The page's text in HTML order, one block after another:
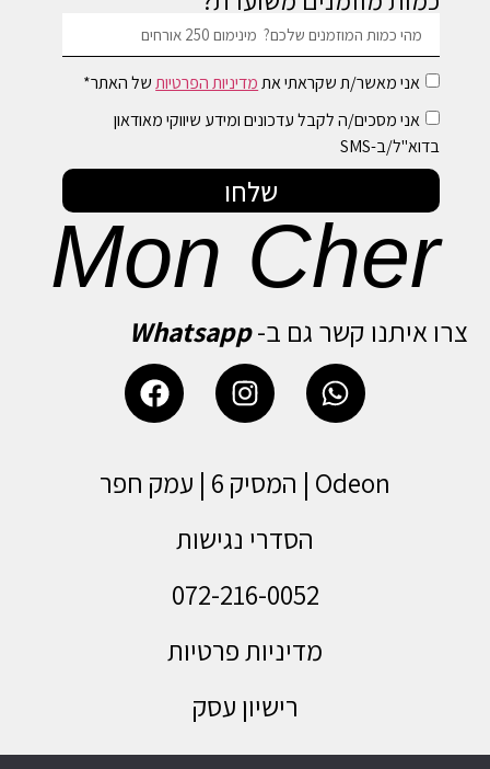
אני מאשר/ת שקראתי אתמדיניות הפרטיותשל האתר*
אני מסכים/ה לקבל עדכונים ומידע שיווקי מאודאון
בדוא"ל/ב-SMS
שלחו
Mon Cher
צרו איתנו קשר גם ב-Whatsapp
Odeon | המסיק 6 | עמק חפר
הסדרי נגישות
072-216-0052
מדיניות פרטיות
רישיון עסק
תעודת כשרות